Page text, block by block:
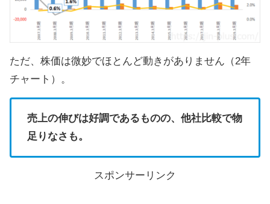
ただ、株価は微妙でほとんど動きがありません（2年
チャート）。
売上の伸びは好調であるものの、他社比較で物
足りなさも。
スポンサーリンク